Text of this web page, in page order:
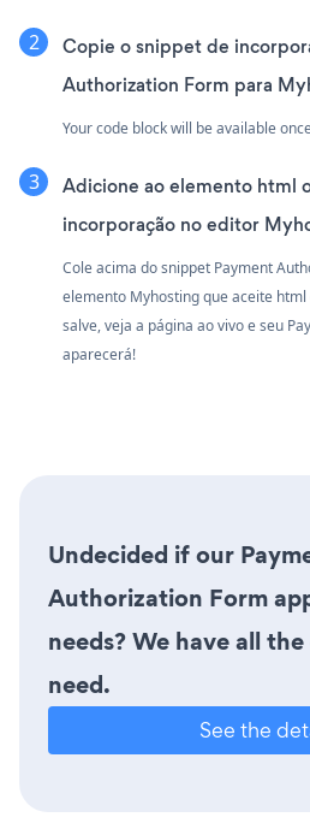
Copie o snippet de
Authorization Form para
Your code block will be available
Adicione ao elemento html
incorporação no editor
Cole acima do snippet Payment
elemento Myhosting que aceite
salve, veja a página ao vivo e seu
aparecerá!
Undecided if our
Authorization Form
needs? We have all
need.
See the